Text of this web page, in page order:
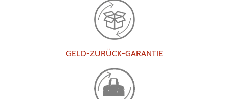
GELD-ZURÜCK-GARANTIE